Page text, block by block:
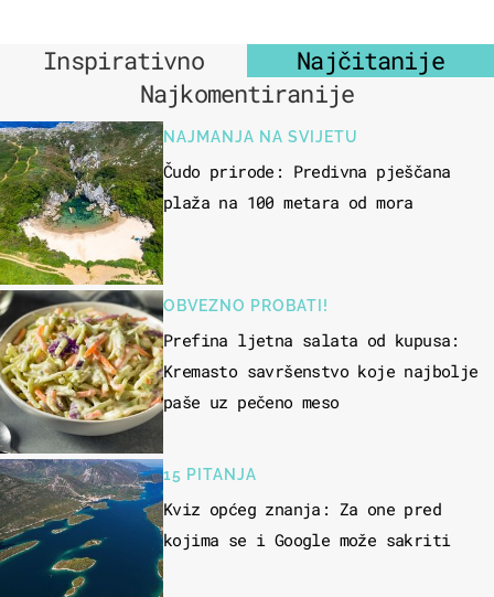
Inspirativno
Najčitanije
Najkomentiranije
NAJMANJA NA SVIJETU
Čudo prirode: Predivna pješčana
plaža na 100 metara od mora
OBVEZNO PROBATI!
Prefina ljetna salata od kupusa:
Kremasto savršenstvo koje najbolje
paše uz pečeno meso
15 PITANJA
Kviz općeg znanja: Za one pred
kojima se i Google može sakriti